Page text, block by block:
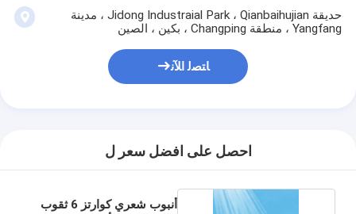
حديقة Jidong Industraial Park ، Qianbaihujian ، مدينة
Yangfang ، منطقة Changping ، بكين ، الصين
ﺎﺘﺼﻟ ﺍﻶﻧ
احصل على افضل سعر ل
أنبوب شعري كوارتز 6 ثقوب